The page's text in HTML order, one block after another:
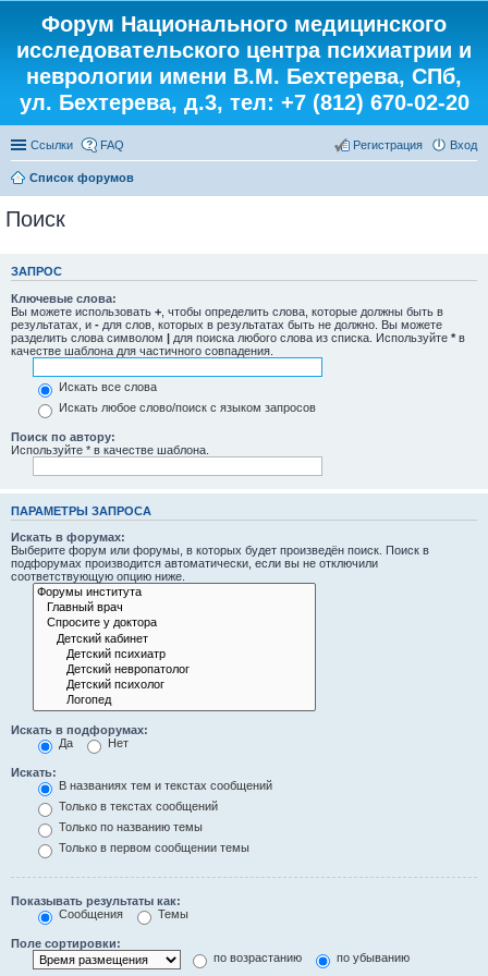
Форум Национального медицинского
исследовательского центра психиатрии и
неврологии имени В.М. Бехтерева, СПб,
ул. Бехтерева, д.3, тел: +7 (812) 670-02-20
Ссылки FAQ Вход
Регистрация
Список форумов
Поиск
ЗАПРОС
Ключевые слова:
Вы можете использовать + , чтобы определить слова, которые должны быть в
результатах, и - для слов, которых в результатах быть не должно. Вы можете
разделить слова символом | для поиска любого слова из списка. Используйте * в
качестве шаблона для частичного совпадения.
Искать все слова
Искать любое слово/поиск с языком запросов
Поиск по автору:
Используйте * в качестве шаблона.
ПАРАМЕТРЫ ЗАПРОСА
Искать в форумах:
Выберите форум или форумы, в которых будет произведён поиск. Поиск в
подфорумах производится автоматически, если вы не отключили
соответствующую опцию ниже.
Искать в подфорумах:
Да
Нет
Искать:
В названиях тем и текстах сообщений
Только в текстах сообщений
Только по названию темы
Только в первом сообщении темы
Показывать результаты как:
Сообщения
Темы
Поле сортировки:
по возрастанию
по убыванию